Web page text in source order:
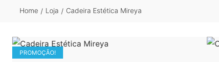
Home / Loja / Cadeira Estética Mireya
PROMOÇÃO!